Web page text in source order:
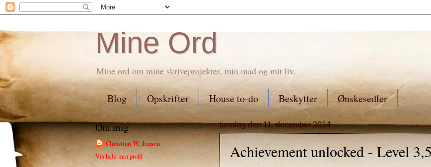
Mine Ord
Mine ord om mine skriveprojekter, min mad og mit liv.
Blog Opskrifter House to-do Beskytter Ønskesedler
torsdag den 11. december 2014
Achievement unlocked - Level 3,5
Om mig
Christian W. Jensen
Vis hele min profil